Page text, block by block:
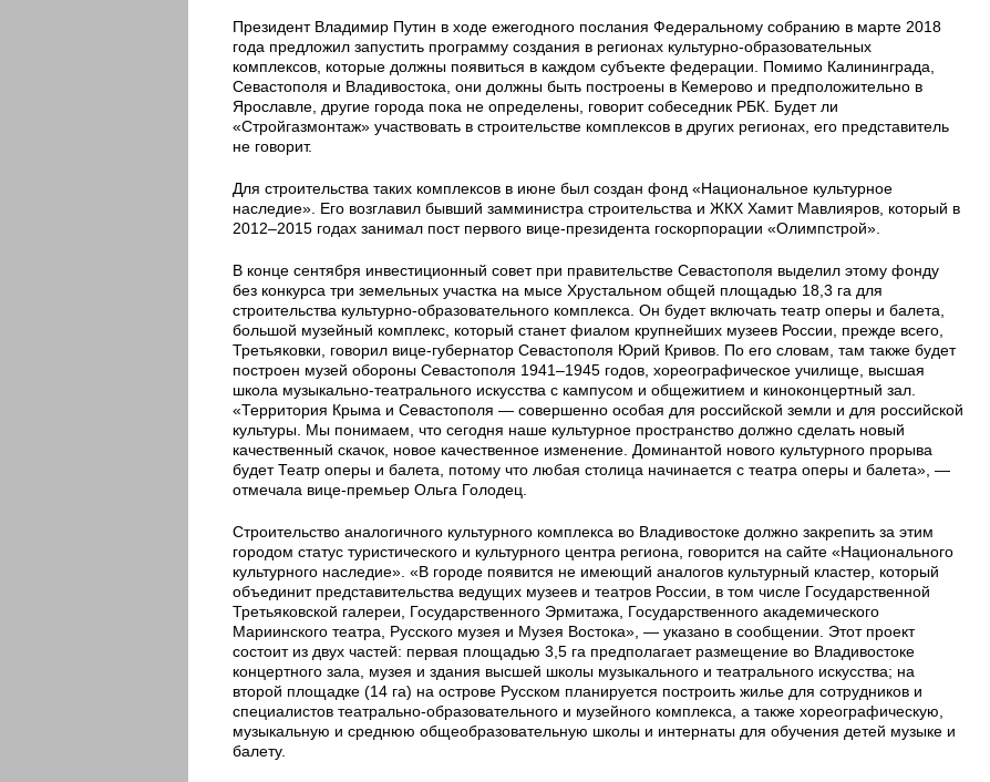
Президент Владимир Путин в ходе ежегодного послания Федеральному собранию в марте 2018
года предложил запустить программу создания в регионах культурно-образовательных
комплексов, которые должны появиться в каждом субъекте федерации. Помимо Калининграда,
Севастополя и Владивостока, они должны быть построены в Кемерово и предположительно в
Ярославле, другие города пока не определены, говорит собеседник РБК. Будет ли
«Стройгазмонтаж» участвовать в строительстве комплексов в других регионах, его представитель
не говорит.
Для строительства таких комплексов в июне был создан фонд «Национальное культурное
наследие». Его возглавил бывший замминистра строительства и ЖКХ Хамит Мавлияров, который в
2012–2015 годах занимал пост первого вице-президента госкорпорации «Олимпстрой».
В конце сентября инвестиционный совет при правительстве Севастополя выделил этому фонду
без конкурса три земельных участка на мысе Хрустальном общей площадью 18,3 га для
строительства культурно-образовательного комплекса. Он будет включать театр оперы и балета,
большой музейный комплекс, который станет фиалом крупнейших музеев России, прежде всего,
Третьяковки, говорил вице-губернатор Севастополя Юрий Кривов. По его словам, там также будет
построен музей обороны Севастополя 1941–1945 годов, хореографическое училище, высшая
школа музыкально-театрального искусства с кампусом и общежитием и киноконцертный зал.
«Территория Крыма и Севастополя — совершенно особая для российской земли и для российской
культуры. Мы понимаем, что сегодня наше культурное пространство должно сделать новый
качественный скачок, новое качественное изменение. Доминантой нового культурного прорыва
будет Театр оперы и балета, потому что любая столица начинается с театра оперы и балета», —
отмечала вице-премьер Ольга Голодец.
Строительство аналогичного культурного комплекса во Владивостоке должно закрепить за этим
городом статус туристического и культурного центра региона, говорится на сайте «Национального
культурного наследие». «В городе появится не имеющий аналогов культурный кластер, который
объединит представительства ведущих музеев и театров России, в том числе Государственной
Третьяковской галереи, Государственного Эрмитажа, Государственного академического
Мариинского театра, Русского музея и Музея Востока», — указано в сообщении. Этот проект
состоит из двух частей: первая площадью 3,5 га предполагает размещение во Владивостоке
концертного зала, музея и здания высшей школы музыкального и театрального искусства; на
второй площадке (14 га) на острове Русском планируется построить жилье для сотрудников и
специалистов театрально-образовательного и музейного комплекса, а также хореографическую,
музыкальную и среднюю общеобразовательную школы и интернаты для обучения детей музыке и
балету.